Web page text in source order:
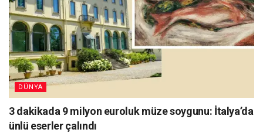
DÜNYA
3 dakikada 9 milyon euroluk müze soygunu: İtalya’da
ünlü eserler çalındı